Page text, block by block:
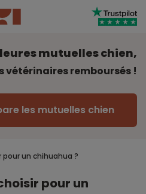
mutuelles chien,
vétérinaires remboursés !
les mutuelles chien
un chihuahua ?
pour un